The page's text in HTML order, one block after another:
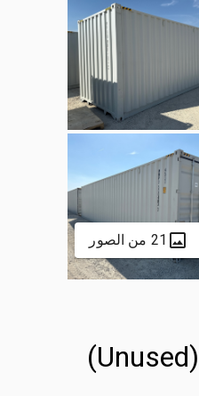
21 من الصور